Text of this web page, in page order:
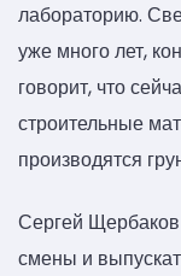
лабораторию.
уже много лет,
говорит, что
строительные
производятся
Сергей Щербаков
смены и